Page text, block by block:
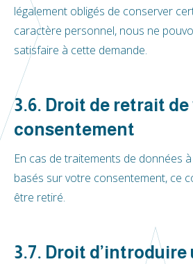
légalement obligés de conserver
caractère personnel, nous ne
satisfaire à cette demande.
3.6. Droit de retrait
consentement
En cas de traitements de données
basés sur votre consentement, ce
être retiré.
3.7. Droit d’introduire